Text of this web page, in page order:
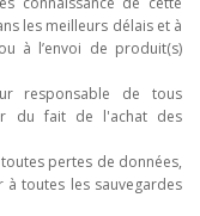
les meilleurs délais et à
à l’envoi de produit(s)
responsable de tous
du fait de l'achat des
pertes de données,
toutes les sauvegardes